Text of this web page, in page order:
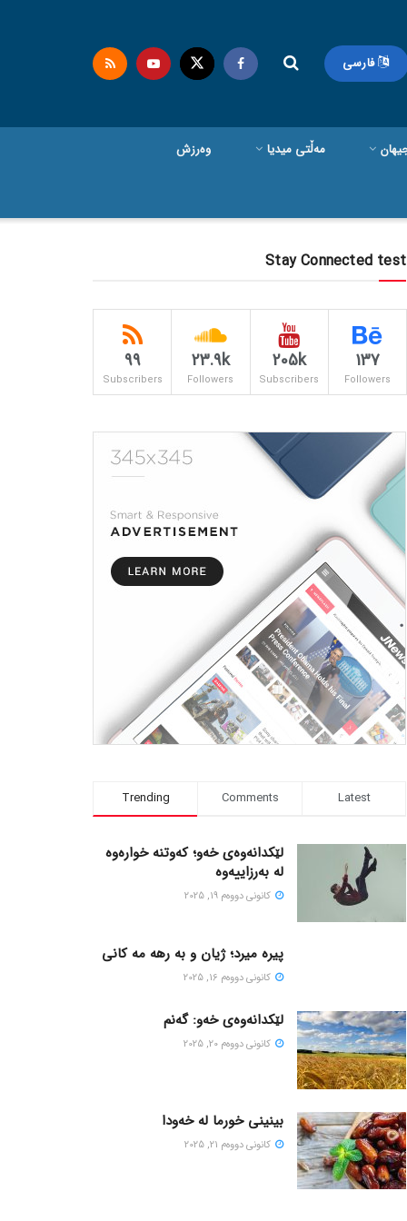
فارسی
مەڵتی میدیا وەرزش
Stay Connected test
137
Followers
205k
Subscribers
23.9k
Followers
99
Subscribers
Trending Comments Latest
لێکدانەوەی خەو؛ کەوتنە خوارەوە
لە بەرزاییەوە
كانونی دووه‌م 19, 2025
پیره میرد؛ ژیان و به رهه مه کانی
كانونی دووه‌م 16, 2025
لێکدانەوەی خەو: گەنم
كانونی دووه‌م 20, 2025
بینینی خورما لە خەودا
كانونی دووه‌م 21, 2025